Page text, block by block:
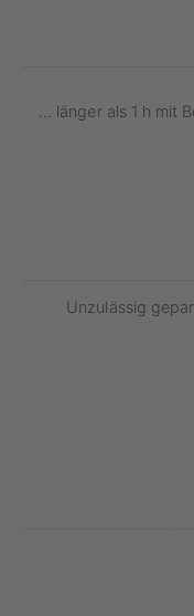
... länger als 1 h mit
Unzulässig